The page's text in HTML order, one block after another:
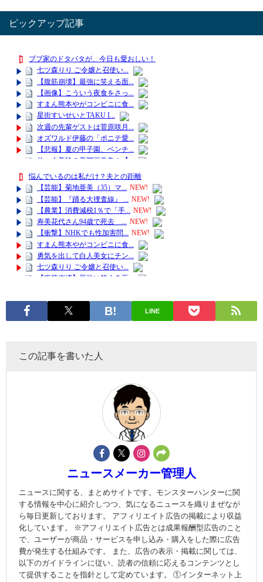
ピックアップ記事
LINE
この記事を書いた人
ニュースメーカー管理人
ニュースに関する、まとめサイトです。モンスターハンターに関
する情報を中心に紹介しつつ、気になるニュースを織りまぜなが
ら毎日更新しております。 アフィリエイト広告の掲載により収益
化しています。 ※アフィリエイト広告とは成果報酬型広告のこと
で、ユーザーが商品・サービスを申し込み・購入をした際に広告
費が発生する仕組みです。 また、広告の表示・掲載に関しては、
以下のガイドラインに従い、読者の信頼に応えるコンテンツとし
て提供することを指針として定めています。 ①インターネット上